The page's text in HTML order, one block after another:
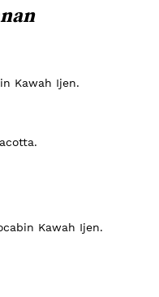
Kawah Ijen.
Kawah Ijen.